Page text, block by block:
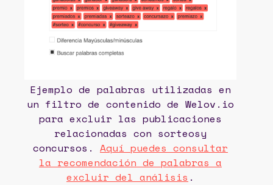
Ejemplo de palabras utilizadas en
un filtro de contenido de Welov.io
para excluir las publicaciones
relacionadas con sorteosy
concursos. Aquí puedes consultar
la recomendación de palabras a
excluir del análisis .